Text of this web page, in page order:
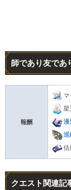
師であり友であ
報酬
マ
星
漫
巡
信
クエスト関連記